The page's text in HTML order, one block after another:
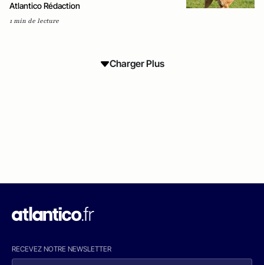
Atlantico Rédaction
1 min de lecture
Charger Plus
RECEVEZ NOTRE NEWSLETTER